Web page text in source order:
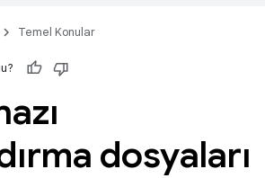
Temel Konular
dosyaları